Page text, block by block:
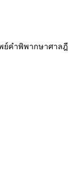
ย์คำพิพากษาศาลฎี